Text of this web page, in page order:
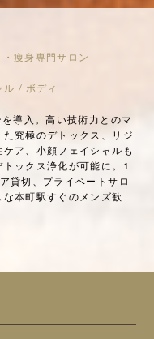
痩身専門サロン
ル / ボディ
導入。高い技術力とのマ
究極のデトックス、リジ
ア、小顔フェイシャルも
ックス浄化が可能に。1
貸切、プライベートサロ
本町駅すぐのメンズ歓